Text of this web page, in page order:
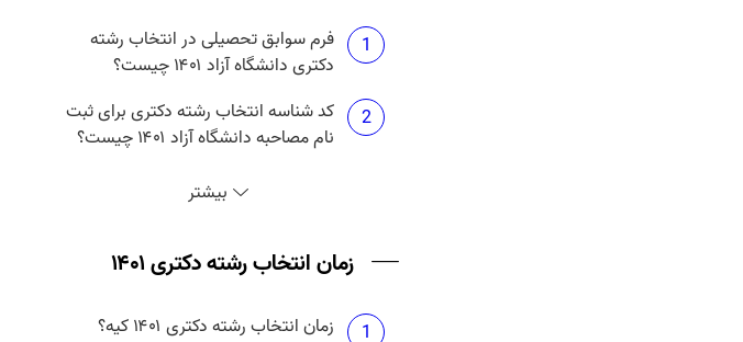
1
فرم سوابق تحصیلی در انتخاب رشته
دکتری دانشگاه آزاد ۱۴۰۱ چیست؟
2
کد شناسه انتخاب رشته دکتری برای ثبت
نام مصاحبه دانشگاه آزاد ۱۴۰۱ چیست؟
حداکثر تعداد انتخاب رشته دکتری آزاد
۱۴۰۱ چند تا است؟
5
هزینه انتخاب رشته دکتری دانشگاه آزاد
بیشتر
زمان انتخاب رشته دکتری ۱۴۰۱
1 زمان انتخاب رشته دکتری ۱۴۰۱ کیه؟